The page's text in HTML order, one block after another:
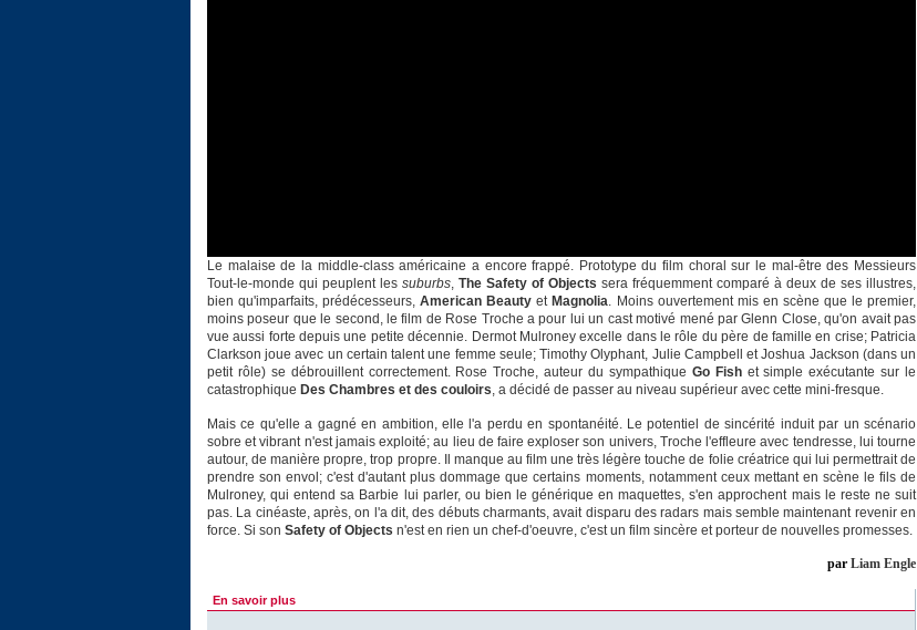
Le malaise de la middle-class américaine a encore frappé. Prototype du film choral sur le mal-être des Messieurs
Tout-le-monde qui peuplent les suburbs, The Safety of Objects sera fréquemment comparé à deux de ses illustres,
bien qu'imparfaits, prédécesseurs,American Beauty et Magnolia. Moins ouvertement mis en scène que le premier,
moins poseur que le second, le film de Rose Troche a pour lui un cast motivé mené par Glenn Close, qu'on avait pas
vue aussi forte depuis une petite décennie. Dermot Mulroney excelle dans le rôle du père de famille en crise; Patricia
Clarkson joue avec un certain talent une femme seule; Timothy Olyphant, Julie Campbell et Joshua Jackson (dans un
petit rôle) se débrouillent correctement. Rose Troche, auteur du sympathique Go Fishet simple exécutante sur le
catastrophique Des Chambres et des couloirs, a décidé de passer au niveau supérieur avec cette mini-fresque.
Mais ce qu'elle a gagné en ambition, elle l'a perdu en spontanéité. Le potentiel de sincérité induit par un scénario
sobre et vibrant n'est jamais exploité; au lieu de faire exploser son univers, Troche l'effleure avec tendresse, lui tourne
autour, de manière propre, trop propre. Il manque au film une très légère touche de folie créatrice qui lui permettrait de
prendre son envol; c'est d'autant plus dommage que certains moments, notamment ceux mettant en scène le fils de
Mulroney, qui entend sa Barbie lui parler, ou bien le générique en maquettes, s'en approchent mais le reste ne suit
pas. La cinéaste, après, on l'a dit, des débuts charmants, avait disparu des radars mais semble maintenant revenir en
force. Si son Safety of Objects n'est en rien un chef-d'oeuvre, c'est un film sincère et porteur de nouvelles promesses.
par Liam Engle
En savoir plus